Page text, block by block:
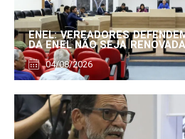
ENEL: VEREADORES
DA ENEL NÃO SEJA RENOVADA
04/08/2026